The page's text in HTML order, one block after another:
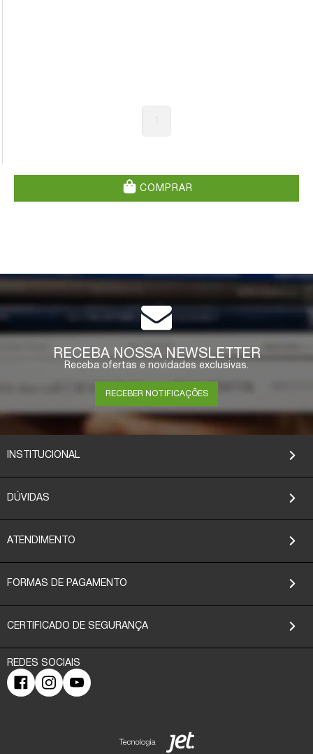
COMPRAR
RECEBA NOSSA NEWSLETTER
Receba ofertas e novidades exclusivas.
RECEBER NOTIFICAÇÕES
INSTITUCIONAL
DÚVIDAS
ATENDIMENTO
FORMAS DE PAGAMENTO
CERTIFICADO DE SEGURANÇA